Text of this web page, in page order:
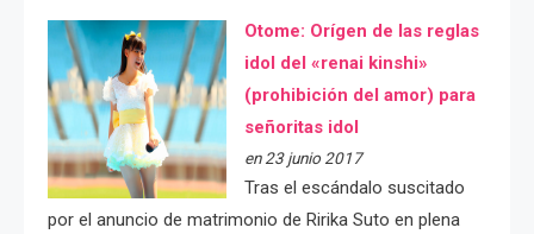
Otome: Orígen de las reglas
idol del «renai kinshi»
(prohibición del amor) para
señoritas idol
en 23 junio 2017
Tras el escándalo suscitado
por el anuncio de matrimonio de Ririka Suto en plena